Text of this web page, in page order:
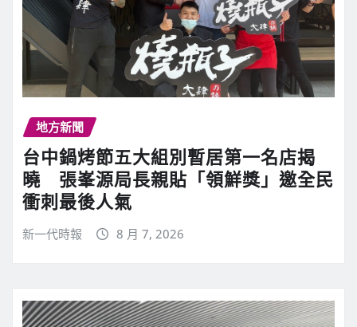
地方新聞
台中鍋烤節五大組別暫居第一名店揭
曉 張峯源局長親貼「領鮮獎」邀全民
衝刺最後人氣
新一代時報 8 月 7, 2026